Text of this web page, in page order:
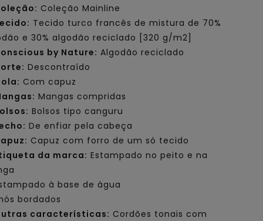
Coleção Mainline
Tecido turco francês de mistura de 70%
e 30% algodão reciclado [320 g/m2]
by Nature: Algodão reciclado
Descontraído
Com capuz
Mangas compridas
Bolsos tipo canguru
De enfiar pela cabeça
Capuz com forro de um só tecido
da marca: Estampado no peito e na
à base de água
bordados
características: Cordões tonais com